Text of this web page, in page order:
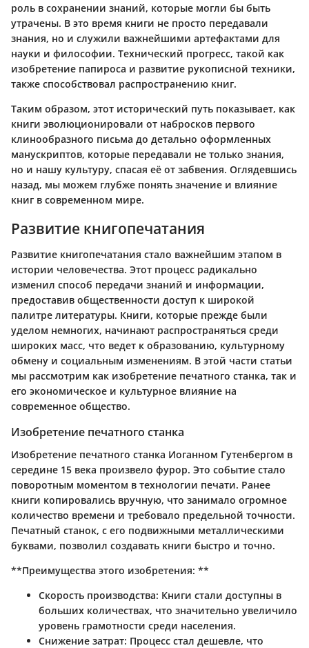
роль в сохранении знаний, которые могли бы быть
утрачены. В это время книги не просто передавали
знания, но и служили важнейшими артефактами для
науки и философии. Технический прогресс, такой как
изобретение папироса и развитие рукописной техники,
также способствовал распространению книг.
Таким образом, этот исторический путь показывает, как
книги эволюционировали от набросков первого
клинообразного письма до детально оформленных
манускриптов, которые передавали не только знания,
но и нашу культуру, спасая её от забвения. Оглядевшись
назад, мы можем глубже понять значение и влияние
книг в современном мире.
Развитие книгопечатания
Развитие книгопечатания стало важнейшим этапом в
истории человечества. Этот процесс радикально
изменил способ передачи знаний и информации,
предоставив общественности доступ к широкой
палитре литературы. Книги, которые прежде были
уделом немногих, начинают распространяться среди
широких масс, что ведет к образованию, культурному
обмену и социальным изменениям. В этой части статьи
мы рассмотрим как изобретение печатного станка, так и
его экономическое и культурное влияние на
современное общество.
Изобретение печатного станка
Изобретение печатного станка Иоганном Гутенбергом в
середине 15 века произвело фурор. Это событие стало
поворотным моментом в технологии печати. Ранее
книги копировались вручную, что занимало огромное
количество времени и требовало предельной точности.
Печатный станок, с его подвижными металлическими
буквами, позволил создавать книги быстро и точно.
**Преимущества этого изобретения: **
Скорость производства: Книги стали доступны в
больших количествах, что значительно увеличило
уровень грамотности среди населения.
Снижение затрат: Процесс стал дешевле, что